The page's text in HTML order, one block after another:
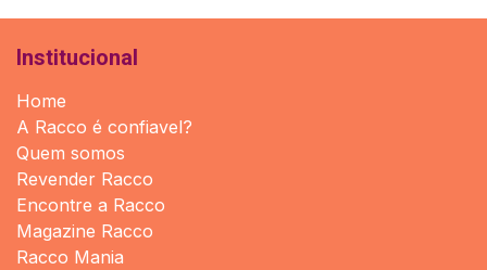
Institucional
Home
A Racco é confiavel?
Quem somos
Revender Racco
Encontre a Racco
Magazine Racco
Racco Mania